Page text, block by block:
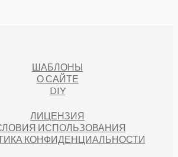
ШАБЛОНЫ
О САЙТЕ
DIY
ЛИЦЕНЗИЯ
ИСПОЛЬЗОВАНИЯ
КОНФИДЕНЦИАЛЬНОСТИ